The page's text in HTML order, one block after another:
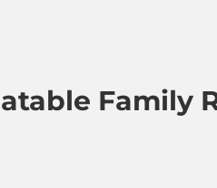
Family